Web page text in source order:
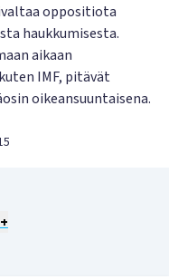
oppositiota
haukkumisesta.
aikaan
IMF, pitävät
oikeansuuntaisena.